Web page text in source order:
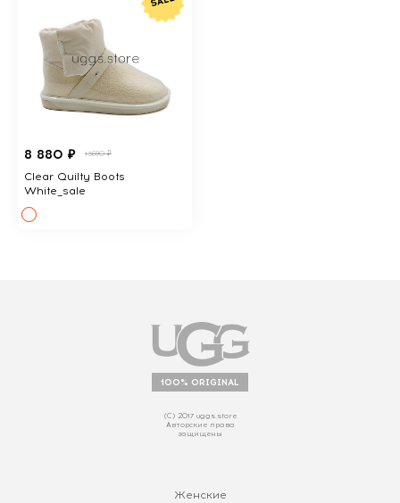
8 880 ₽ 13690 ₽
Clear Quilty Boots
White_sale
100% ORIGINAL
(С) 2017 uggs.store
Авторские права
защищены
Женские